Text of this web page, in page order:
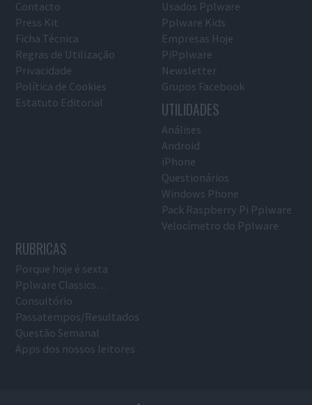
Contacto
Press Kit
Ficha Técnica
Regras de Utilização
Privacidade
Política de Cookies
Estatuto Editorial
Usados Pplware
Pplware Kids
Empresas Hoje
PiPplware
Newsletter
Grupos Facebook
UTILIDADES
Análises
Android
iPhone
Questionários
Windows Phone
Pack Raspberry Pi Pplware
Velocímetro do Pplware
RUBRICAS
Porque hoje é sexta
Pplware Classics…
Consultório
Passatempos/Resultados
Questão Semanal
Apps dos nossos leitores